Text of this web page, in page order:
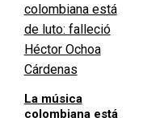
La música
colombiana está